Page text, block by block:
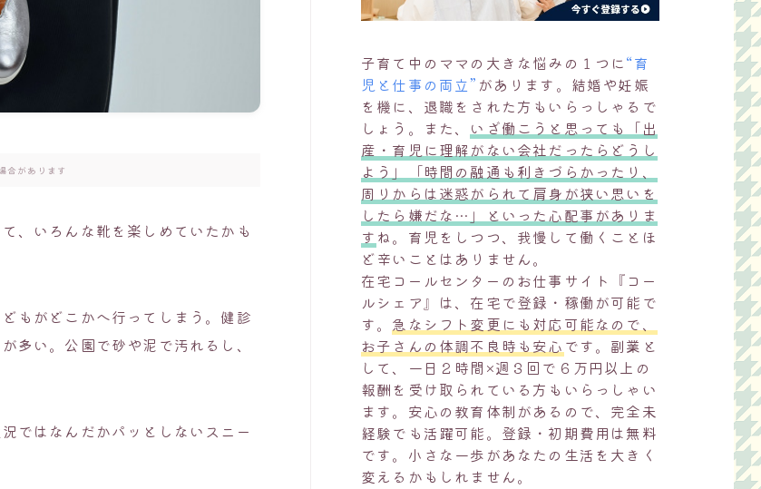
合があります
、いろんな靴を楽しめていたかも
もがどこかへ行ってしまう。健診
多い。公園で砂や泥で汚れるし、
ではなんだかパッとしないスニー
子育て中のママの大きな悩みの１つに“育
児と仕事の両立” があります。結婚や妊娠
を機に、退職をされた方もいらっしゃるで
しょう。また、 いざ働こうと思っても「出
産・育児に理解がない会社だったらどうし
よう」「時間の融通も利きづらかったり、
周りからは迷惑がられて肩身が狭い思いを
したら嫌だな…」といった心配事がありま
す ね。育児をしつつ、我慢して働くことほ
ど辛いことはありません。
在宅コールセンターのお仕事サイト『コー
ルシェア』は、在宅で登録・稼働が可能で
す。 急なシフト変更にも対応可能なので、
お子さんの体調不良時も安心 です。副業と
して、一日２時間×週３回で６万円以上の
報酬を受け取られている方もいらっしゃい
ます。安心の教育体制があるので、完全未
経験でも活躍可能。登録・初期費用は無料
です。小さな一歩があなたの生活を大きく
変えるかもしれません。